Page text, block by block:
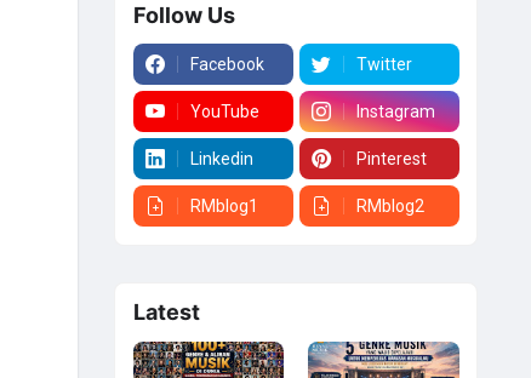
Follow Us
Facebook Twitter
YouTube Instagram
Linkedin Pinterest
RMblog1 RMblog2
Latest